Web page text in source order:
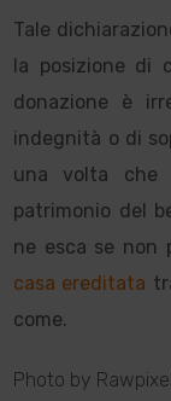
Tale
la posizione di
donazione è
indegnità o di
una volta
patrimonio del
ne esca se non
casa ereditata
come.
Photo by Rawpixel